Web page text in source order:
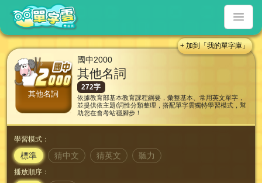
+ 加到「我的單字庫」
其他名詞
國中2000
其他名詞
272字
依據教育部基本教育課程綱要，彙整基本、常用英文單字，
並提供依主題/詞性分類整理，搭配單字雲獨特學習模式，幫
助您在會考站穩腳步！
學習模式：
標準 猜中文 猜英文 聽力
播放順序：